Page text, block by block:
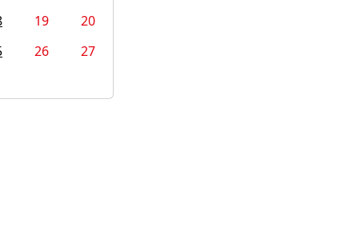
19
20
26
27